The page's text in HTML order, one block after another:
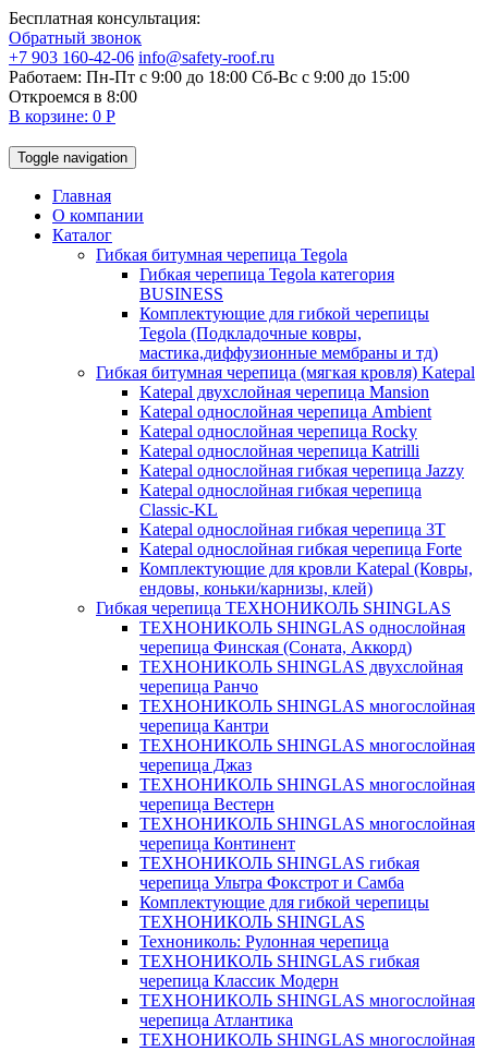
Бесплатная консультация:
Обратный звонок
+7 903 160-42-06 info@safety-roof.ru
Работаем: Пн-Пт с 9:00 до 18:00 Сб-Вс c 9:00 до 15:00
Откроемся в 8:00
В корзине: 0 Р
Toggle navigation
Главная
О компании
Каталог
Гибкая битумная черепица Tegola
Гибкая черепица Tegola категория
BUSINESS
Комплектующие для гибкой черепицы
Tegola (Подкладочные ковры,
мастика,диффузионные мембраны и тд)
Гибкая битумная черепица (мягкая кровля) Katepal
Katepal двухслойная черепица Mansion
Katepal однослойная черепица Ambient
Katepal однослойная черепица Rocky
Katepal однослойная черепица Katrilli
Katepal однослойная гибкая черепица Jazzy
Katepal однослойная гибкая черепица
Classic-KL
Katepal однослойная гибкая черепица 3T
Katepal однослойная гибкая черепица Forte
Комплектующие для кровли Katepal (Ковры,
ендовы, коньки/карнизы, клей)
Гибкая черепица ТЕХНОНИКОЛЬ SHINGLAS
ТЕХНОНИКОЛЬ SHINGLAS однослойная
черепица Финская (Соната, Аккорд)
ТЕХНОНИКОЛЬ SHINGLAS двухслойная
черепица Ранчо
ТЕХНОНИКОЛЬ SHINGLAS многослойная
черепица Кантри
ТЕХНОНИКОЛЬ SHINGLAS многослойная
черепица Джаз
ТЕХНОНИКОЛЬ SHINGLAS многослойная
черепица Вестерн
ТЕХНОНИКОЛЬ SHINGLAS многослойная
черепица Континент
ТЕХНОНИКОЛЬ SHINGLAS гибкая
черепица Ультра Фокстрот и Самба
Комплектующие для гибкой черепицы
ТЕХНОНИКОЛЬ SHINGLAS
Технониколь: Рулонная черепица
ТЕХНОНИКОЛЬ SHINGLAS гибкая
черепица Классик Модерн
ТЕХНОНИКОЛЬ SHINGLAS многослойная
черепица Атлантика
ТЕХНОНИКОЛЬ SHINGLAS многослойная